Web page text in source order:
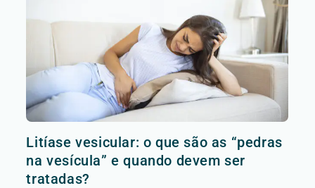
Litíase vesicular: o que são as “pedras
na vesícula” e quando devem ser
tratadas?